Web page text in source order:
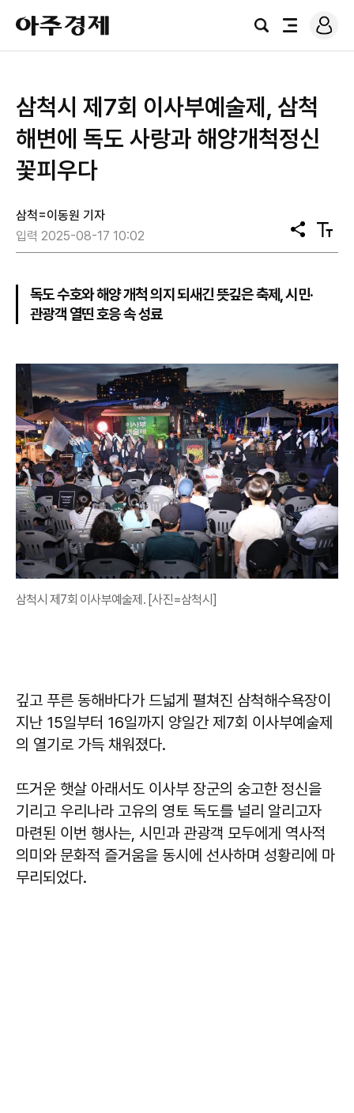
아
주
경
검
전
로
그
삼척시 제7회 이사부예술제, 삼척
해변에 독도 사랑과 해양개척정신
꽃피우다
삼척=이동원 기자
입력 2025-08-17 10:02
공
유
텍
스
독도 수호와 해양 개척 의지 되새긴 뜻깊은 축제, 시민·
관광객 열띤 호응 속 성료
삼척시 제7회 이사부예술제. [사진=삼척시]
깊고 푸른 동해바다가 드넓게 펼쳐진 삼척해수욕장이
지난 15일부터 16일까지 양일간 제7회 이사부예술제
의 열기로 가득 채워졌다.
뜨거운 햇살 아래서도 이사부 장군의 숭고한 정신을
기리고 우리나라 고유의 영토 독도를 널리 알리고자
마련된 이번 행사는, 시민과 관광객 모두에게 역사적
의미와 문화적 즐거움을 동시에 선사하며 성황리에 마
무리되었다.